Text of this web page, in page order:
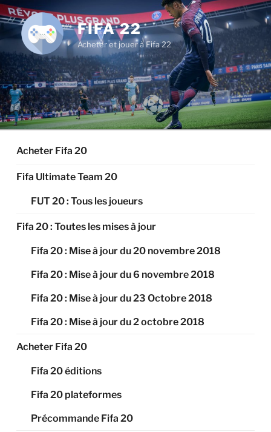
Aller
au
contenu
principal
FIFA 22
Acheter et jouer à Fifa 22
Acheter Fifa 20
Fifa Ultimate Team 20
FUT 20 : Tous les joueurs
Fifa 20 : Toutes les mises à jour
Fifa 20 : Mise à jour du 20 novembre 2018
Fifa 20 : Mise à jour du 6 novembre 2018
Fifa 20 : Mise à jour du 23 Octobre 2018
Fifa 20 : Mise à jour du 2 octobre 2018
Acheter Fifa 20
Fifa 20 éditions
Fifa 20 plateformes
Précommande Fifa 20